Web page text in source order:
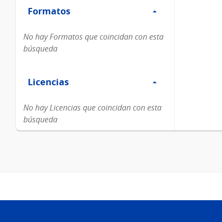
Formatos
Formatos
No hay Formatos que coincidan con esta
búsqueda
Licencias
Licencias
No hay Licencias que coincidan con esta
búsqueda